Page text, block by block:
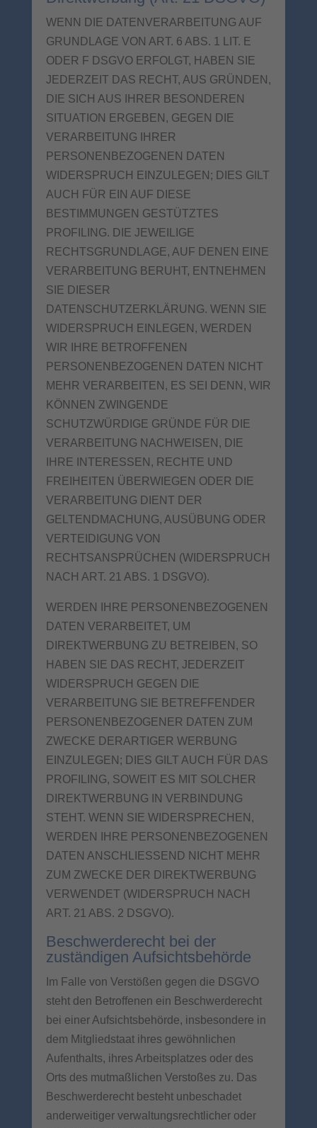
WENN DIE DATENVERARBEITUNG AUF
GRUNDLAGE VON ART. 6 ABS. 1 LIT. E
ODER F DSGVO ERFOLGT, HABEN SIE
JEDERZEIT DAS RECHT, AUS GRÜNDEN,
DIE SICH AUS IHRER BESONDEREN
SITUATION ERGEBEN, GEGEN DIE
VERARBEITUNG IHRER
PERSONENBEZOGENEN DATEN
WIDERSPRUCH EINZULEGEN; DIES GILT
AUCH FÜR EIN AUF DIESE
BESTIMMUNGEN GESTÜTZTES
PROFILING. DIE JEWEILIGE
RECHTSGRUNDLAGE, AUF DENEN EINE
VERARBEITUNG BERUHT, ENTNEHMEN
SIE DIESER
DATENSCHUTZERKLÄRUNG. WENN SIE
WIDERSPRUCH EINLEGEN, WERDEN
WIR IHRE BETROFFENEN
PERSONENBEZOGENEN DATEN NICHT
MEHR VERARBEITEN, ES SEI DENN, WIR
KÖNNEN ZWINGENDE
SCHUTZWÜRDIGE GRÜNDE FÜR DIE
VERARBEITUNG NACHWEISEN, DIE
IHRE INTERESSEN, RECHTE UND
FREIHEITEN ÜBERWIEGEN ODER DIE
VERARBEITUNG DIENT DER
GELTENDMACHUNG, AUSÜBUNG ODER
VERTEIDIGUNG VON
RECHTSANSPRÜCHEN (WIDERSPRUCH
NACH ART. 21 ABS. 1 DSGVO).
WERDEN IHRE PERSONENBEZOGENEN
DATEN VERARBEITET, UM
DIREKTWERBUNG ZU BETREIBEN, SO
HABEN SIE DAS RECHT, JEDERZEIT
WIDERSPRUCH GEGEN DIE
VERARBEITUNG SIE BETREFFENDER
PERSONENBEZOGENER DATEN ZUM
ZWECKE DERARTIGER WERBUNG
EINZULEGEN; DIES GILT AUCH FÜR DAS
PROFILING, SOWEIT ES MIT SOLCHER
DIREKTWERBUNG IN VERBINDUNG
STEHT. WENN SIE WIDERSPRECHEN,
WERDEN IHRE PERSONENBEZOGENEN
DATEN ANSCHLIESSEND NICHT MEHR
ZUM ZWECKE DER DIREKTWERBUNG
VERWENDET (WIDERSPRUCH NACH
ART. 21 ABS. 2 DSGVO).
Beschwerde­recht bei der
zuständigen Aufsichts­behörde
Im Falle von Verstößen gegen die DSGVO
steht den Betroffenen ein Beschwerderecht
bei einer Aufsichtsbehörde, insbesondere in
dem Mitgliedstaat ihres gewöhnlichen
Aufenthalts, ihres Arbeitsplatzes oder des
Orts des mutmaßlichen Verstoßes zu. Das
Beschwerderecht besteht unbeschadet
anderweitiger verwaltungsrechtlicher oder